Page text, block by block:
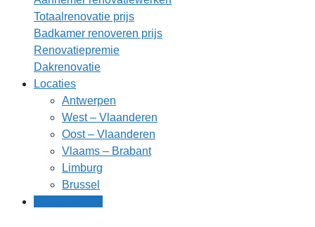
Totaalrenovatie prijs
Badkamer renoveren prijs
Renovatiepremie
Dakrenovatie
Locaties
Antwerpen
West – Vlaanderen
Oost – Vlaanderen
Vlaams – Brabant
Limburg
Brussel